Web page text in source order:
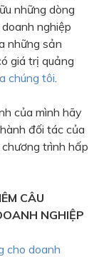
những dòng
nghiệp
những sản
giá trị quảng
chúng tôi
của mình hãy
đối tác của
trình hấp
CÂU
NGHIỆP
cho doanh